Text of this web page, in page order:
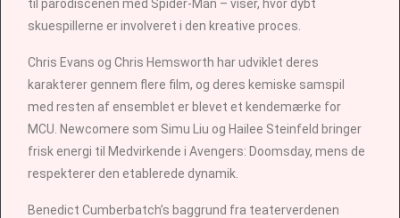
til parodiscenen med Spider-Man – viser, hvor dybt
skuespillerne er involveret i den kreative proces.
Chris Evans og Chris Hemsworth har udviklet deres
karakterer gennem flere film, og deres kemiske samspil
med resten af ensemblet er blevet et kendemærke for
MCU. Newcomere som Simu Liu og Hailee Steinfeld bringer
frisk energi til Medvirkende i Avengers: Doomsday, mens de
respekterer den etablerede dynamik.
Benedict Cumberbatch’s baggrund fra teaterverdenen